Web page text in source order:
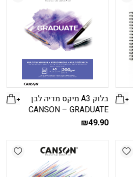
בלוק A3 מיקס מדיה לבן
CANSON – GRADUATE
₪49.90
Add wishlist